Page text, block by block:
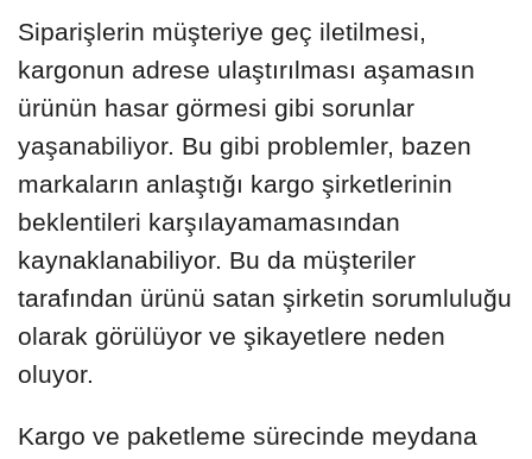
Siparişlerin müşteriye geç iletilmesi,
kargonun adrese ulaştırılması aşamasın
ürünün hasar görmesi gibi sorunlar
yaşanabiliyor. Bu gibi problemler, bazen
markaların anlaştığı kargo şirketlerinin
beklentileri karşılayamamasından
kaynaklanabiliyor. Bu da müşteriler
tarafından ürünü satan şirketin sorumluluğu
olarak görülüyor ve şikayetlere neden
oluyor.
Kargo ve paketleme sürecinde meydana